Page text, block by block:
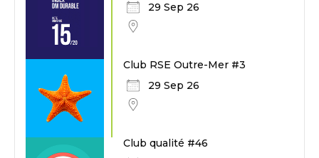
29 Sep 26
Club RSE Outre-Mer #3
29 Sep 26
Club qualité #46